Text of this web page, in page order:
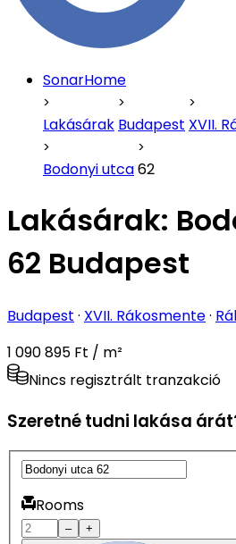
SonarHome
Lakásárak Budapest XVII.
Bodonyi utca62
Lakásárak:
62 Budapest
Budapest · XVII. Rákosmente·
1 090 895 Ft / m²
Nincs regisztrált tranzakció
Szeretné tudni lakása
Rooms
– +